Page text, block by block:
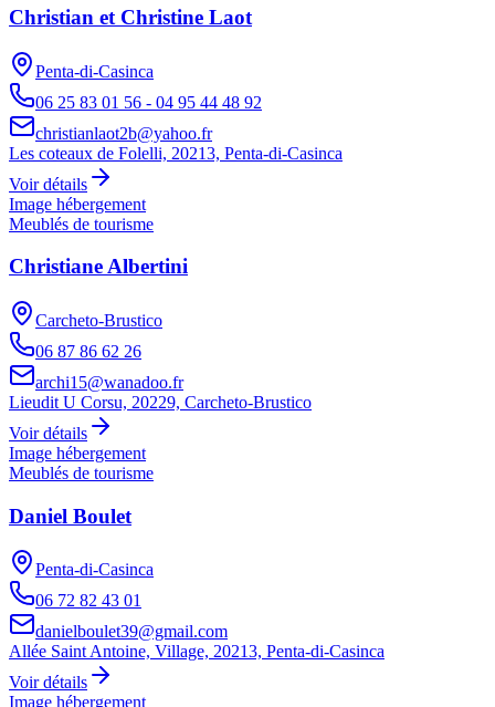
Christian et Christine Laot
Penta-di-Casinca
06 25 83 01 56 - 04 95 44 48 92
christianlaot2b@yahoo.fr
Les coteaux de Folelli, 20213, Penta-di-Casinca
Voir détails
Image hébergement
Meublés de tourisme
Christiane Albertini
Carcheto-Brustico
06 87 86 62 26
archi15@wanadoo.fr
Lieudit U Corsu, 20229, Carcheto-Brustico
Voir détails
Image hébergement
Meublés de tourisme
Daniel Boulet
Penta-di-Casinca
06 72 82 43 01
danielboulet39@gmail.com
Allée Saint Antoine, Village, 20213, Penta-di-Casinca
Voir détails
Image hébergement